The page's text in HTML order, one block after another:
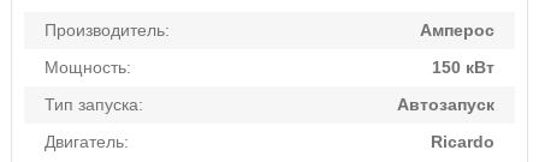
Производитель:
Амперос
Мощность:
150 кВт
Тип запуска:
Автозапуск
Двигатель:
Ricardo